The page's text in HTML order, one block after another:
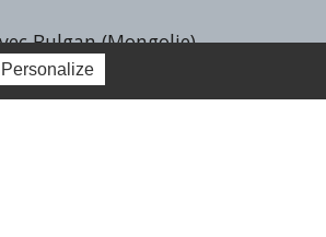
Bulgan (Mongolie)
Personalize